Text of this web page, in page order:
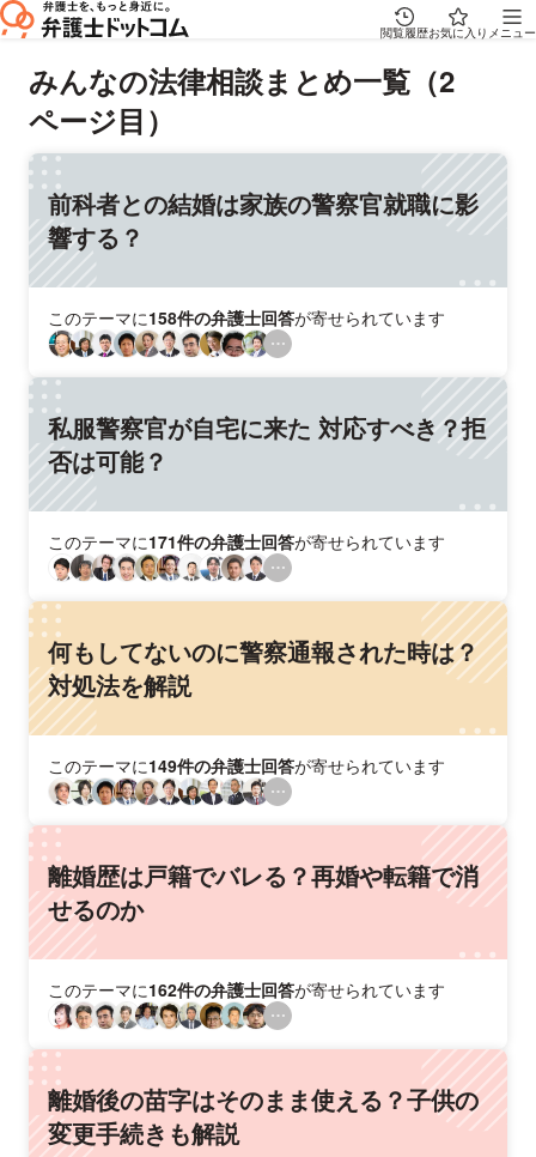
閲覧履歴お気に入り メニュー
みんなの法律相談まとめ一覧（2
ページ目）
前科者との結婚は家族の警察官就職に影
響する？
このテーマに158件の弁護士回答が寄せられています
私服警察官が自宅に来た 対応すべき？拒
否は可能？
このテーマに171件の弁護士回答が寄せられています
何もしてないのに警察通報された時は？
対処法を解説
このテーマに149件の弁護士回答が寄せられています
離婚歴は戸籍でバレる？再婚や転籍で消
せるのか
このテーマに162件の弁護士回答が寄せられています
離婚後の苗字はそのまま使える？子供の
変更手続きも解説